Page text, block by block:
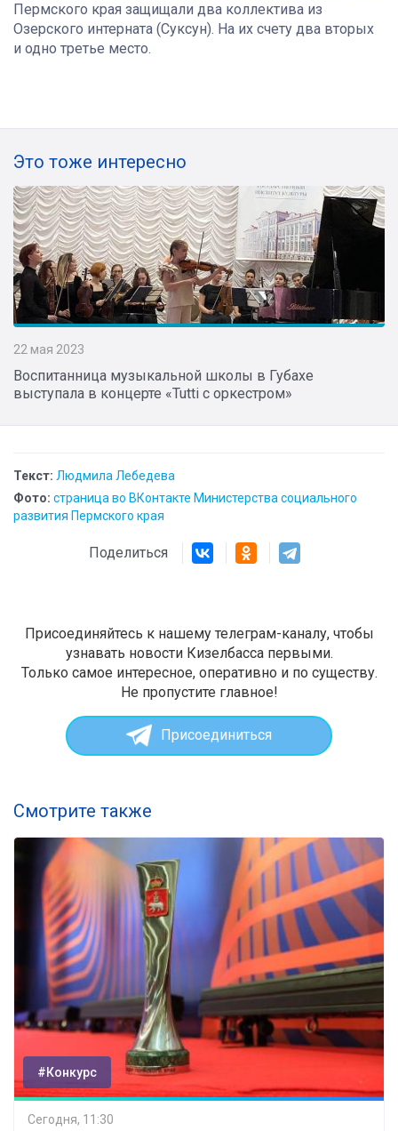
Пермского края защищали два коллектива из
Озерского интерната (Суксун). На их счету два вторых
и одно третье место.
Это тоже интересно
22 мая 2023
Воспитанница музыкальной школы в Губахе
выступала в концерте «Tutti с оркестром»
Текст: Людмила Лебедева
Фото: страница во ВКонтакте Министерства социального
развития Пермского края
Поделиться
Присоединяйтесь к нашему телеграм-каналу, чтобы
узнавать новости Кизелбасса первыми.
Только самое интересное, оперативно и по существу.
Не пропустите главное!
Присоединиться
Смотрите также
#Конкурс
Сегодня, 11:30